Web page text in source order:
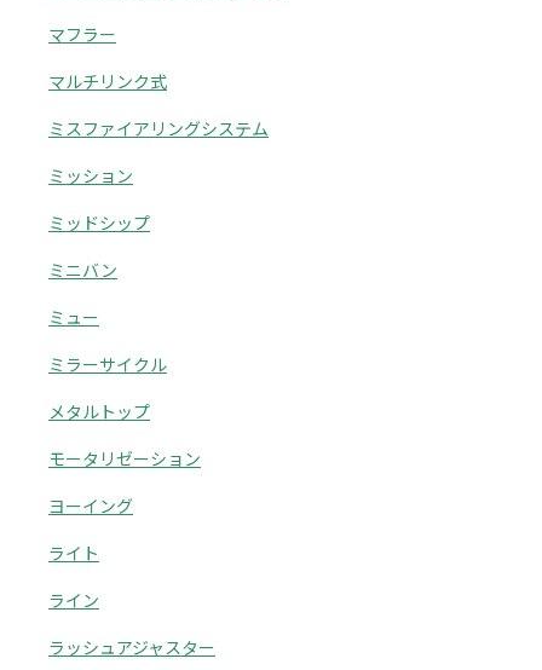
マフラー
マルチリンク式
ミスファイアリングシステム
ミッション
ミッドシップ
ミニバン
ミュー
ミラーサイクル
メタルトップ
モータリゼーション
ヨーイング
ライト
ライン
ラッシュアジャスター